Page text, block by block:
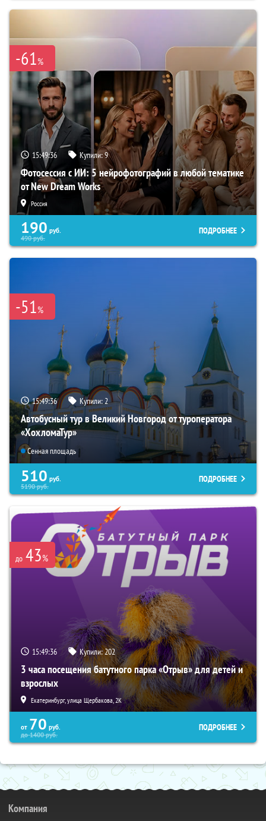
-61%
15:49:35 Купили:9
Фотосессия с ИИ: 5 нейрофотографий в любой тематике
от New Dream Works
Россия
190 руб.
490руб.
ПОДРОБНЕЕ
-51%
15:49:35 Купили:2
Автобусный тур в Великий Новгород от туроператора
«ХохломаТур»
Сенная площадь
510 руб.
5190руб.
ПОДРОБНЕЕ
до 43%
15:49:35 Купили:202
3 часа посещения батутного парка «Отрыв» для детей и
взрослых
Екатеринбург, улица Щербакова, 2К
от 70 руб.
до1400руб.
ПОДРОБНЕЕ
Компания